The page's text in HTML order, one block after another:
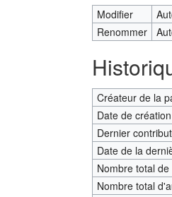
Modifier
Renommer
Créateur de la
Date de
Dernier
Date de la
Nombre total
Nombre total